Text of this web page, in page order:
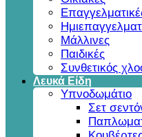
Μάλλινες
Παιδικές
Συνθετικός
Λευκά Είδη
Υπνοδωμάτιο
Σετ